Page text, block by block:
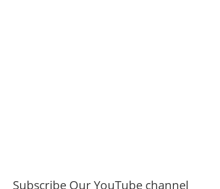
Subscribe Our YouTube channel